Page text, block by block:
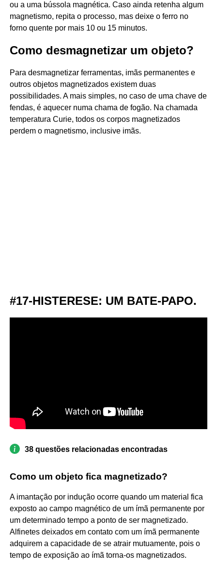
ou a uma bússola magnética. Caso ainda retenha algum
magnetismo, repita o processo, mas deixe o ferro no
forno quente por mais 10 ou 15 minutos.
Como desmagnetizar um objeto?
Para desmagnetizar ferramentas, imãs permanentes e
outros objetos magnetizados existem duas
possibilidades. A mais simples, no caso de uma chave de
fendas, é aquecer numa chama de fogão. Na chamada
temperatura Curie, todos os corpos magnetizados
perdem o magnetismo, inclusive imãs.
#17-HISTERESE: UM BATE-PAPO.
38 questões relacionadas encontradas
Como um objeto fica magnetizado?
A imantação por indução ocorre quando um material fica
exposto ao campo magnético de um ímã permanente por
um determinado tempo a ponto de ser magnetizado.
Alfinetes deixados em contato com um ímã permanente
adquirem a capacidade de se atrair mutuamente, pois o
tempo de exposição ao ímã torna-os magnetizados.